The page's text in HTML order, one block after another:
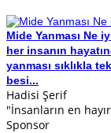
Mide Yanması Ne
her insanın
yanması sıklıkla
besi...
Hadisi Şerif
"İnsanların en
Sponsor